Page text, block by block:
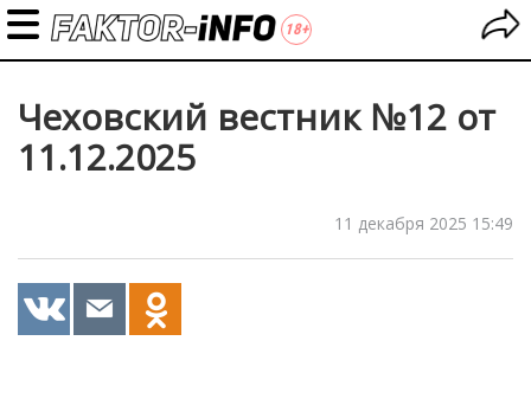
Чеховский вестник №12 от
11.12.2025
11 декабря 2025 15:49